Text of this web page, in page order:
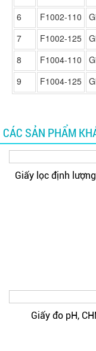
6
F1002-110
7
F1002-125
8
F1004-110
9
F1004-125
CÁC SẢN PHẨM
Giấy lọc định
Giấy đo pH,